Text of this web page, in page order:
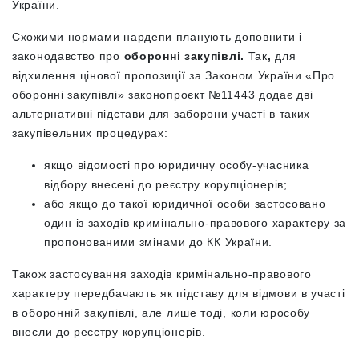
України.
Схожими нормами нардепи планують доповнити і
законодавство про оборонні закупівлі. Так, для
відхилення цінової пропозиції за Законом України «Про
оборонні закупівлі» законопроєкт №11443 додає дві
альтернативні підстави для заборони участі в таких
закупівельних процедурах:
якщо відомості про юридичну особу-учасника
відбору внесені до реєстру корупціонерів;
або якщо до такої юридичної особи застосовано
один із заходів кримінально-правового характеру за
пропонованими змінами до КК України.
Також застосування заходів кримінально-правового
характеру передбачають як підставу для відмови в участі
в оборонній закупівлі, але лише тоді, коли юрособу
внесли до реєстру корупціонерів.